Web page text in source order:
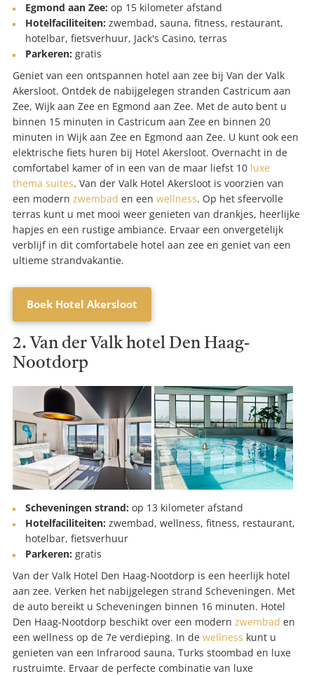
Egmond aan Zee: op 15 kilometer afstand
Hotelfaciliteiten: zwembad, sauna, fitness, restaurant,
hotelbar, fietsverhuur, Jack's Casino, terras
Parkeren: gratis
Geniet van een ontspannen hotel aan zee bij Van der Valk
Akersloot. Ontdek de nabijgelegen stranden Castricum aan
Zee, Wijk aan Zee en Egmond aan Zee. Met de auto bent u
binnen 15 minuten in Castricum aan Zee en binnen 20
minuten in Wijk aan Zee en Egmond aan Zee. U kunt ook een
elektrische fiets huren bij Hotel Akersloot. Overnacht in de
comfortabel kamer of in een van de maar liefst 10 luxe
thema suites. Van der Valk Hotel Akersloot is voorzien van
een modern zwembad en een wellness. Op het sfeervolle
terras kunt u met mooi weer genieten van drankjes, heerlijke
hapjes en een rustige ambiance. Ervaar een onvergetelijk
verblijf in dit comfortabele hotel aan zee en geniet van een
ultieme strandvakantie.
Boek Hotel Akersloot
2. Van der Valk hotel Den Haag-
Nootdorp
Scheveningen strand: op 13 kilometer afstand
Hotelfaciliteiten: zwembad, wellness, fitness, restaurant,
hotelbar, fietsverhuur
Parkeren: gratis
Van der Valk Hotel Den Haag-Nootdorp is een heerlijk hotel
aan zee. Verken het nabijgelegen strand Scheveningen. Met
de auto bereikt u Scheveningen binnen 16 minuten. Hotel
Den Haag-Nootdorp beschikt over een modern zwembad en
een wellness op de 7e verdieping. In de wellness kunt u
genieten van een Infrarood sauna, Turks stoombad en luxe
rustruimte. Ervaar de perfecte combinatie van luxe